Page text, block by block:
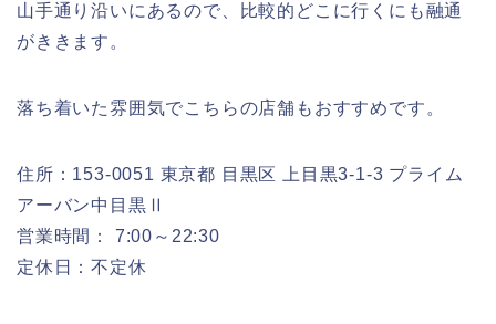
山手通り沿いにあるので、比較的どこに行くにも融通
がききます。
落ち着いた雰囲気でこちらの店舗もおすすめです。
住所：153-0051 東京都 目黒区 上目黒3-1-3 プライム
アーバン中目黒Ⅱ
営業時間： 7:00～22:30
定休日：不定休